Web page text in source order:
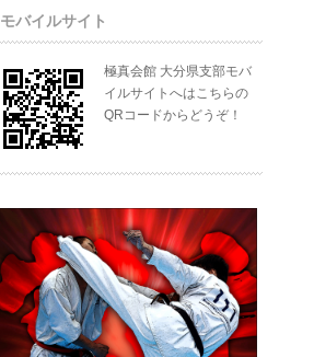
モバイルサイト
極真会館 大分県支部モバ
イルサイトへはこちらの
QRコードからどうぞ！